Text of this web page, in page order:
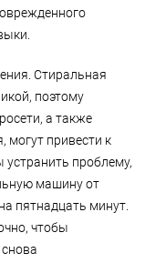
Стиральная
поэтому
а также
могут привести к
проблему,
машину от
пятнадцать минут.
чтобы